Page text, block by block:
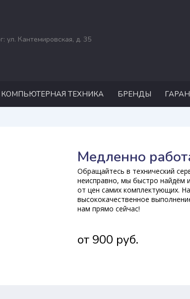
ул. Кантемировская, д. 35
КОМПЬЮТЕРНАЯ ТЕХНИКА БРЕНДЫ
HP
MSI
APPLE
Медленно
Обращайтесь в технический
неисправно, мы быстро найдём
от цен самих комплектующих.
высококачественное
нам прямо сейчас!
от 900 руб.